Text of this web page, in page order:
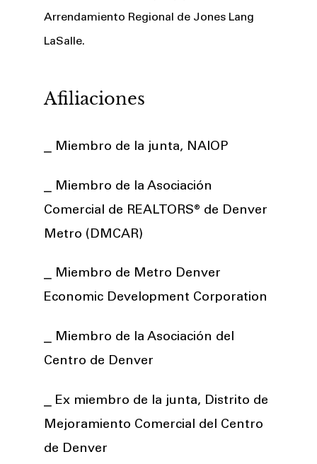
Arrendamiento Regional de Jones Lang
LaSalle.
Afiliaciones
⎯ Miembro de la junta, NAIOP
⎯ Miembro de la Asociación
Comercial de REALTORS® de Denver
Metro (DMCAR)
⎯ Miembro de Metro Denver
Economic Development Corporation
⎯ Miembro de la Asociación del
Centro de Denver
⎯ Ex miembro de la junta, Distrito de
Mejoramiento Comercial del Centro
de Denver